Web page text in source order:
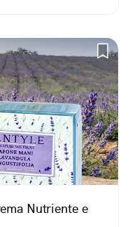
Nutriente e